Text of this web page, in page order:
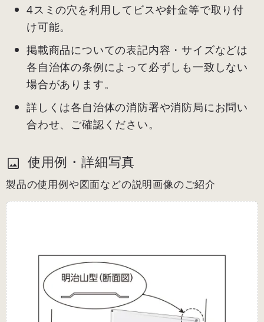
4スミの穴を利用してビスや針金等で取り付
け可能。
掲載商品についての表記内容・サイズなどは
各自治体の条例によって必ずしも一致しない
場合があります。
詳しくは各自治体の消防署や消防局にお問い
合わせ、ご確認ください。
使用例・詳細写真
製品の使用例や図面などの説明画像のご紹介